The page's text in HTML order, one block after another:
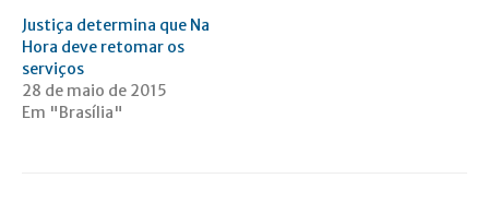
Justiça determina que Na
Hora deve retomar os
serviços
28 de maio de 2015
Em "Brasília"